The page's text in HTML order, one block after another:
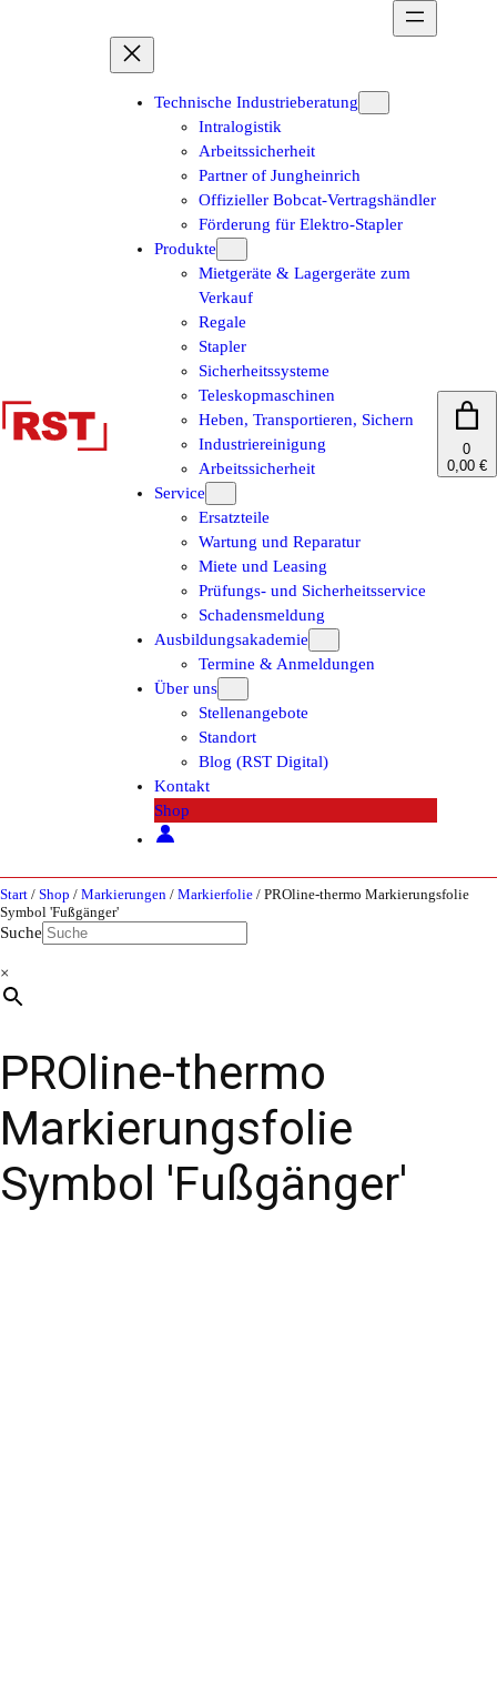
Technische Industrieberatung
Intralogistik
Arbeitssicherheit
Partner of Jungheinrich
Offizieller Bobcat-Vertragshändler
Förderung für Elektro-Stapler
Produkte
Mietgeräte & Lagergeräte zum
Verkauf
Regale
Stapler
Sicherheitssysteme
Teleskopmaschinen
Heben, Transportieren, Sichern
Industriereinigung
Arbeitssicherheit
Service
Ersatzteile
Wartung und Reparatur
Miete und Leasing
Prüfungs- und Sicherheitsservice
Schadensmeldung
Ausbildungsakademie
Termine & Anmeldungen
Über uns
Stellenangebote
Standort
Blog (RST Digital)
Kontakt
Shop
0
0,00 €
Start / Shop / Markierungen / Markierfolie / PROline-thermo Markierungsfolie
Symbol 'Fußgänger'
Suche
×
PROline-thermo
Markierungsfolie
Symbol 'Fußgänger'